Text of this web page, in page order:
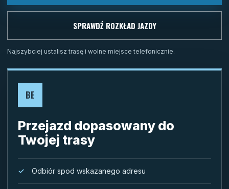
SPRAWDŹ ROZKŁAD JAZDY
Najszybciej ustalisz trasę i wolne miejsce telefonicznie.
BE
Przejazd dopasowany do
Twojej trasy
Odbiór spod wskazanego adresu